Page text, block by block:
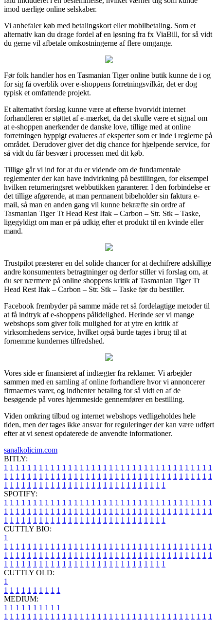
imod uærlige online selskaber.
Vi anbefaler køb med betalingskort eller mobilbetaling. Som et
alternativ kan du drage fordel af en løsning fra fx ViaBill, for så vidt
du gerne vil afbetale omkostningerne af flere omgange.
Før folk handler hos en Tasmanian Tiger online butik kunne de i og
for sig få overblik over e-shoppens forretningsvilkår, det er dog
typisk et omfattende projekt.
Et alternativt forslag kunne være at efterse hvorvidt internet
forhandleren er støttet af e-mærket, da det skulle være et signal om
at e-shoppen anerkender de danske love, tillige med at online
forretningen hyppigt evalueres af eksperter som er inde i reglerne på
området. Derudover giver det dig chance for hjælpende service, for
så vidt du får besvær i processen med dit køb.
Tillige går vi ind for at du er vidende om de fundamentale
reglementer der kan have indvirkning på bestillingen, for eksempel
hvilken returneringsret webbutikken garanterer. I den forbindelse er
det tillige afgørende, at man permanent bibeholder sin faktura e-
mail, så man en anden gang vil kunne bekræfte sin ordre af
Tasmanian Tiger Tt Head Rest Ifak – Carbon – Str. Stk – Taske,
ligegyldigt om man er på udkig efter et produkt til en kvinde eller
mand.
Trustpilot præsterer en del solide chancer for at dechifrere adskillige
andre konsumenters betragtninger og derfor stiller vi forslag om, at
du ser nærmere på online shoppens kritik af Tasmanian Tiger Tt
Head Rest Ifak – Carbon – Str. Stk – Taske før du bestiller.
Facebook frembyder på samme måde ret så fordelagtige metoder til
at få indtryk af e-shoppens pålidelighed. Herinde ser vi mange
webshops som giver folk mulighed for at ytre en kritik af
virksomhedens service, hvilket også burde tages i brug til at
fornemme kundernes tilfredshed.
Vores side er finansieret af indtægter fra reklamer. Vi arbejder
sammen med en samling af online forhandlere hvor vi annoncerer
firmaernes varer, og indhenter betaling for så vidt en af de
besøgende på vores hjemmeside gennemfører en bestilling.
Viden omkring tilbud og internet webshops vedligeholdes hele
tiden, men der tages ikke ansvar for reguleringer der kan være udført
efter at vi senest opdaterede de anvendte informationer.
sanalkolicim.com
BITLY:
1 1 1 1 1 1 1 1 1 1 1 1 1 1 1 1 1 1 1 1 1 1 1 1 1 1 1 1 1 1 1 1 1 1 1 1
1 1 1 1 1 1 1 1 1 1 1 1 1 1 1 1 1 1 1 1 1 1 1 1 1 1 1 1 1 1 1 1 1 1 1 1
1 1 1 1 1 1 1 1 1 1 1 1 1 1 1 1 1 1 1 1 1 1 1 1 1 1 1 1
SPOTIFY:
1 1 1 1 1 1 1 1 1 1 1 1 1 1 1 1 1 1 1 1 1 1 1 1 1 1 1 1 1 1 1 1 1 1 1 1
1 1 1 1 1 1 1 1 1 1 1 1 1 1 1 1 1 1 1 1 1 1 1 1 1 1 1 1 1 1 1 1 1 1 1 1
1 1 1 1 1 1 1 1 1 1 1 1 1 1 1 1 1 1 1 1 1 1 1 1 1 1 1 1
CUTTLY BIO:
1
1 1 1 1 1 1 1 1 1 1 1 1 1 1 1 1 1 1 1 1 1 1 1 1 1 1 1 1 1 1 1 1 1 1 1 1
1 1 1 1 1 1 1 1 1 1 1 1 1 1 1 1 1 1 1 1 1 1 1 1 1 1 1 1 1 1 1 1 1 1 1 1
1 1 1 1 1 1 1 1 1 1 1 1 1 1 1 1 1 1 1 1 1 1 1 1 1 1 1 1
CUTTLY OLD:
1
1 1 1 1 1 1 1 1 1 1
MEDIUM:
1 1 1 1 1 1 1 1 1 1
1 1 1 1 1 1 1 1 1 1 1 1 1 1 1 1 1 1 1 1 1 1 1 1 1 1 1 1 1 1 1 1 1 1 1 1